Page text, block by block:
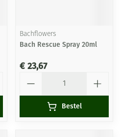
Bachflowers
Bach Rescue Spray 20ml
€ 23,67
Bestel